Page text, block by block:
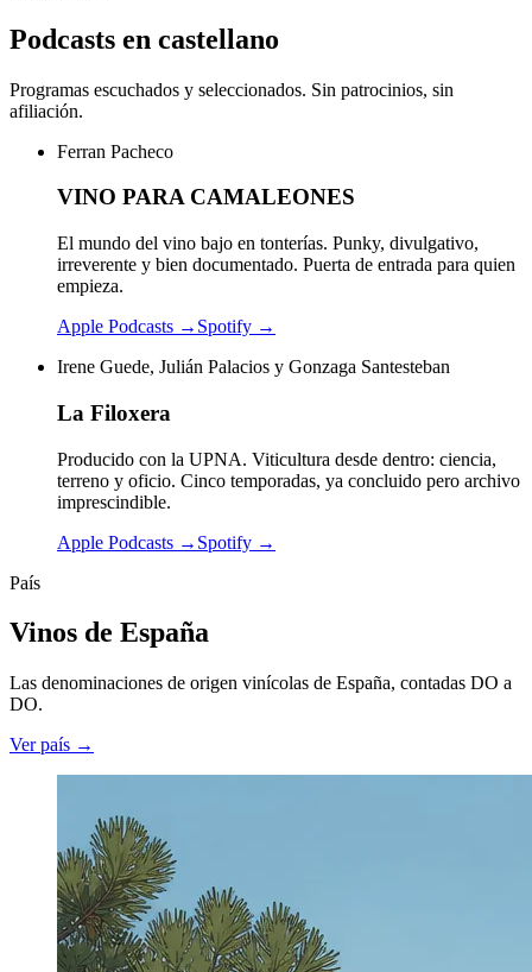
Podcasts en castellano
Programas escuchados y seleccionados. Sin patrocinios, sin
afiliación.
Ferran Pacheco
VINO PARA CAMALEONES
El mundo del vino bajo en tonterías. Punky, divulgativo,
irreverente y bien documentado. Puerta de entrada para quien
empieza.
Apple Podcasts → Spotify →
Irene Guede, Julián Palacios y Gonzaga Santesteban
La Filoxera
Producido con la UPNA. Viticultura desde dentro: ciencia,
terreno y oficio. Cinco temporadas, ya concluido pero archivo
imprescindible.
Apple Podcasts → Spotify →
País
Vinos de España
Las denominaciones de origen vinícolas de España, contadas DO a
DO.
Ver país →